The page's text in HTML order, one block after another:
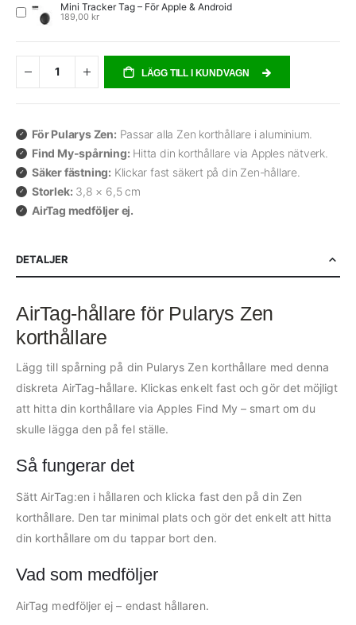
Mini Tracker Tag – För Apple & Android
189,00 kr
LÄGG TILL I KUNDVAGN
För Pularys Zen: Passar alla Zen korthållare i aluminium.
Find My-spårning: Hitta din korthållare via Apples nätverk.
Säker fästning: Klickar fast säkert på din Zen-hållare.
Storlek: 3,8 × 6,5 cm
AirTag medföljer ej.
DETALJER
AirTag-hållare för Pularys Zen
korthållare
Lägg till spårning på din Pularys Zen korthållare med denna
diskreta AirTag-hållare. Klickas enkelt fast och gör det möjligt
att hitta din korthållare via Apples Find My – smart om du
skulle lägga den på fel ställe.
Så fungerar det
Sätt AirTag:en i hållaren och klicka fast den på din Zen
korthållare. Den tar minimal plats och gör det enkelt att hitta
din korthållare om du tappar bort den.
Vad som medföljer
AirTag medföljer ej – endast hållaren.